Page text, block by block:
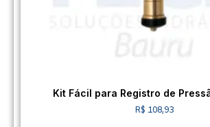
Kit Fácil para Registro de
R$ 108,93